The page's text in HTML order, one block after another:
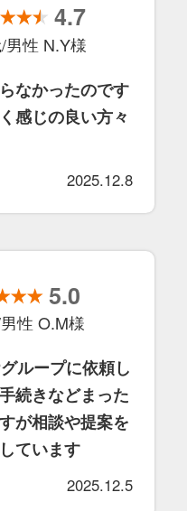
4.7
男性 N.Y様
なかったのです
感じの良い方々
2025.12.8
5.0
性 O.M様
ループに依頼し
続きなどまった
が相談や提案を
ています
2025.12.5